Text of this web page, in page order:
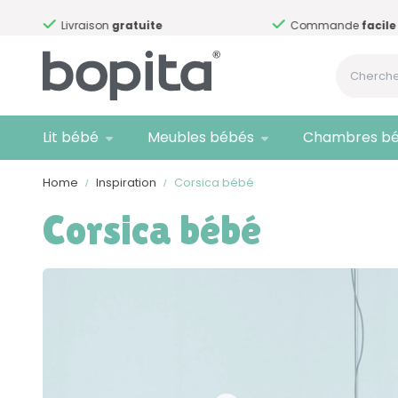
Livraison gratuite Commandefacile
Lit bébé Meubles bébés Chambres
Home Inspiration Corsica bébé
Corsica bébé